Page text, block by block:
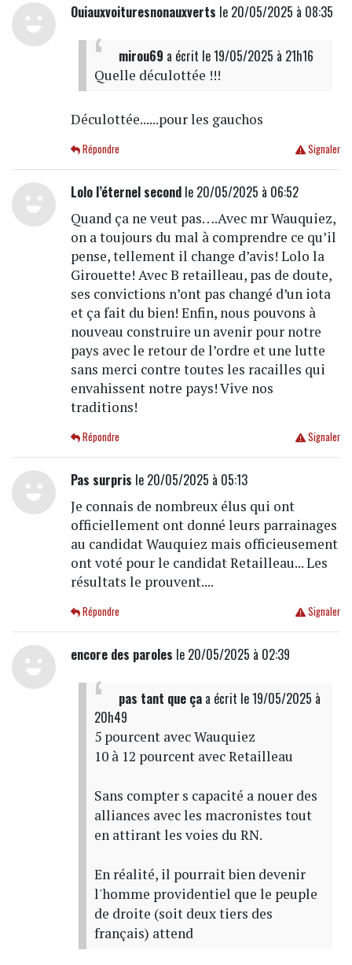
Ouiauxvoituresnonauxverts le 20/05/2025 à 08:35
mirou69 a écrit le 19/05/2025 à 21h16
Quelle déculottée !!!
Déculottée......pour les gauchos
Signaler
Répondre
Lolo l’éternel secondle 20/05/2025 à 06:52
Quand ça ne veut pas….Avec mr Wauquiez,
on a toujours du mal à comprendre ce qu’il
pense, tellement il change d’avis! Lolo la
Girouette! Avec B retailleau, pas de doute,
ses convictions n’ont pas changé d’un iota
et ça fait du bien! Enfin, nous pouvons à
nouveau construire un avenir pour notre
pays avec le retour de l’ordre et une lutte
sans merci contre toutes les racailles qui
envahissent notre pays! Vive nos
traditions!
Signaler
Répondre
Pas surpris le 20/05/2025 à 05:13
Je connais de nombreux élus qui ont
officiellement ont donné leurs parrainages
au candidat Wauquiez mais officieusement
ont voté pour le candidat Retailleau... Les
résultats le prouvent....
Signaler
Répondre
encore des paroles le 20/05/2025 à 02:39
pas tant que çaa écrit le 19/05/2025 à
20h49
5 pourcent avec Wauquiez
10 à 12 pourcent avec Retailleau
Sans compter s capacité a nouer des
alliances avec les macronistes tout
en attirant les voies du RN.
En réalité, il pourrait bien devenir
l'homme providentiel que le peuple
de droite (soit deux tiers des
français) attend